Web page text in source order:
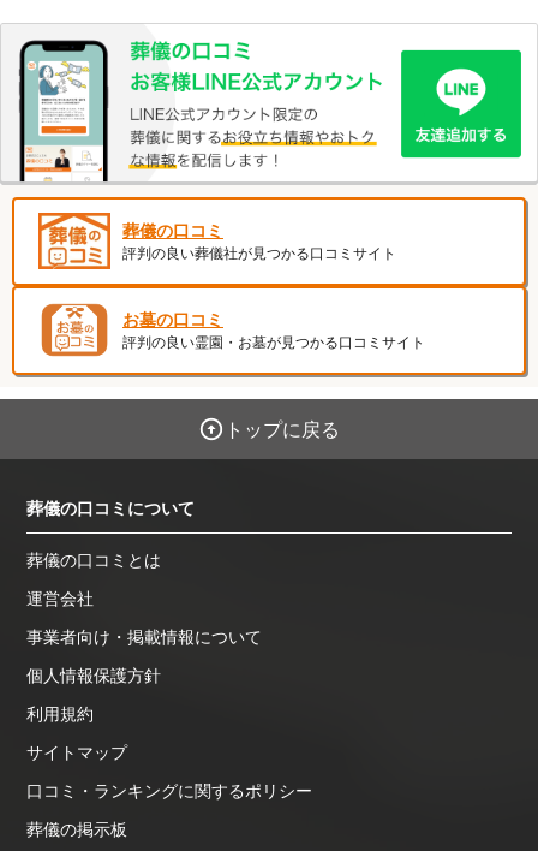
葬儀の口コミ
評判の良い葬儀社が見つかる口コミサイト
お墓の口コミ
評判の良い霊園・お墓が見つかる口コミサイト
トップに戻る
葬儀の口コミについて
葬儀の口コミとは
運営会社
事業者向け・掲載情報について
個人情報保護方針
利用規約
サイトマップ
口コミ・ランキングに関するポリシー
葬儀の掲示板